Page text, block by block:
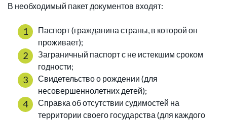
В необходимый пакет документов входят:
Паспорт (гражданина страны, в которой он
проживает);
Заграничный паспорт с не истекшим сроком
годности;
Свидетельство о рождении (для
несовершеннолетних детей);
Справка об отсутствии судимостей на
территории своего государства (для каждого